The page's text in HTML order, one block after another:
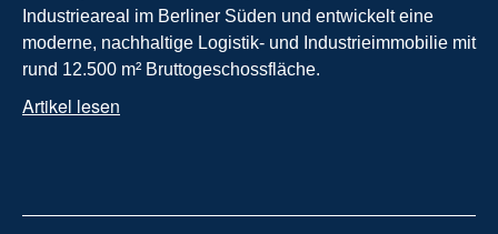
Industrieareal im Berliner Süden und entwickelt eine
moderne, nachhaltige Logistik- und Industrieimmobilie mit
rund 12.500 m² Bruttogeschossfläche.
Artikel lesen